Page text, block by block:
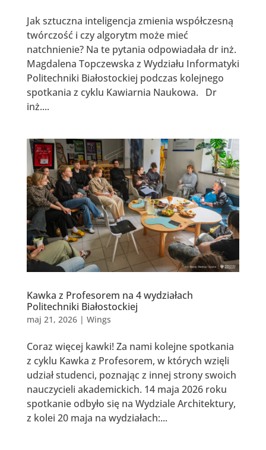
Jak sztuczna inteligencja zmienia współczesną
twórczość i czy algorytm może mieć
natchnienie? Na te pytania odpowiadała dr inż.
Magdalena Topczewska z Wydziału Informatyki
Politechniki Białostockiej podczas kolejnego
spotkania z cyklu Kawiarnia Naukowa. Dr
inż....
Kawka z Profesorem na 4 wydziałach
Politechniki Białostockiej
maj 21, 2026| Wings
Coraz więcej kawki! Za nami kolejne spotkania
z cyklu Kawka z Profesorem, w których wzięli
udział studenci, poznając z innej strony swoich
nauczycieli akademickich. 14 maja 2026 roku
spotkanie odbyło się na Wydziale Architektury,
z kolei 20 maja na wydziałach:...